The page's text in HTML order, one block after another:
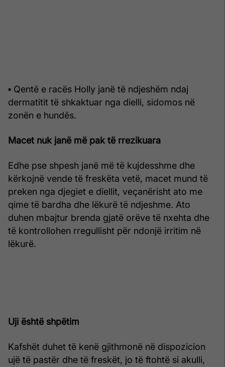
▪ Qentë e racës Holly janë të ndjeshëm ndaj
dermatitit të shkaktuar nga dielli, sidomos në
zonën e hundës.
Macet nuk janë më pak të rrezikuara
Edhe pse shpesh janë më të kujdesshme dhe
kërkojnë vende të freskëta vetë, macet mund të
preken nga djegiet e diellit, veçanërisht ato me
qime të bardha dhe lëkurë të ndjeshme. Ato
duhen mbajtur brenda gjatë orëve të nxehta dhe
të kontrollohen rregullisht për ndonjë irritim në
lëkurë.
Uji është shpëtim
Kafshët duhet të kenë gjithmonë në dispozicion
ujë të pastër dhe të freskët, jo të ftohtë si akulli,